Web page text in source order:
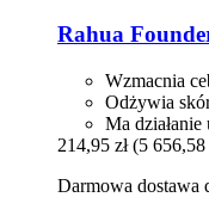
Rahua
Wzmacnia
Odżywia
Ma działanie
214,95 zł (5 656,58
Darmowa dostawa